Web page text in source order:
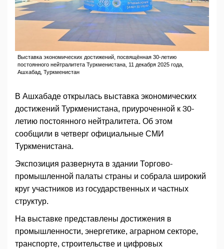
Выставка экономических достижений, посвящённая 30-летию
постоянного нейтралитета Туркменистана, 11 декабря 2025 года,
Ашхабад, Туркменистан
В Ашхабаде открылась выставка экономических
достижений Туркменистана, приуроченной к 30-
летию постоянного нейтралитета. Об этом
сообщили в четверг официальные СМИ
Туркменистана.
Экспозиция развернута в здании Торгово-
промышленной палаты страны и собрала широкий
круг участников из государственных и частных
структур.
На выставке представлены достижения в
промышленности, энергетике, аграрном секторе,
транспорте, строительстве и цифровых